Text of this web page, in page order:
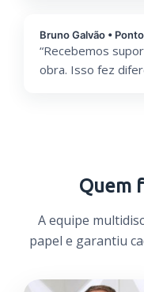
Bruno Galvão •
“Recebemos
obra. Isso fez
Quem
A equipe
papel e garantiu